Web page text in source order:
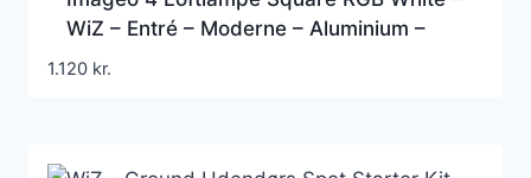
WiZ – Entré – Moderne – Aluminium –
Med flere lyskilder
1.120 kr.